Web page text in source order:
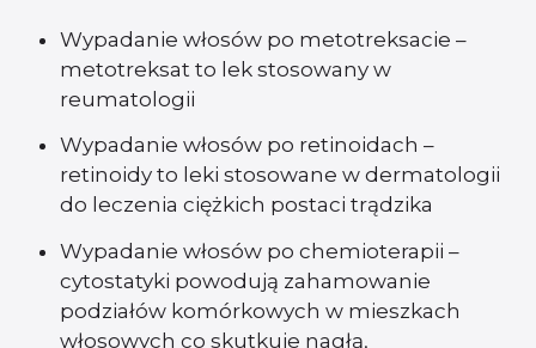
Wypadanie włosów po metotreksacie –
metotreksat to lek stosowany w
reumatologii
Wypadanie włosów po retinoidach –
retinoidy to leki stosowane w dermatologii
do leczenia ciężkich postaci trądzika
Wypadanie włosów po chemioterapii –
cytostatyki powodują zahamowanie
podziałów komórkowych w mieszkach
włosowych co skutkuje nagłą,